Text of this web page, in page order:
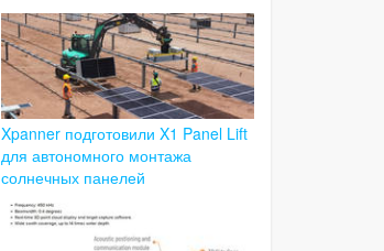
Xpanner подготовили X1 Panel Lift
для автономного монтажа
солнечных панелей